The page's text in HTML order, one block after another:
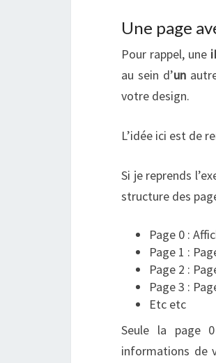
Une page
Pour rappel, une
au sein d’un
votre design.
L’idée ici est de
Si je reprends
structure des
Page 0 :
Page 1 :
Page 2 :
Page 3 :
Etc etc
Seule la page
informations de